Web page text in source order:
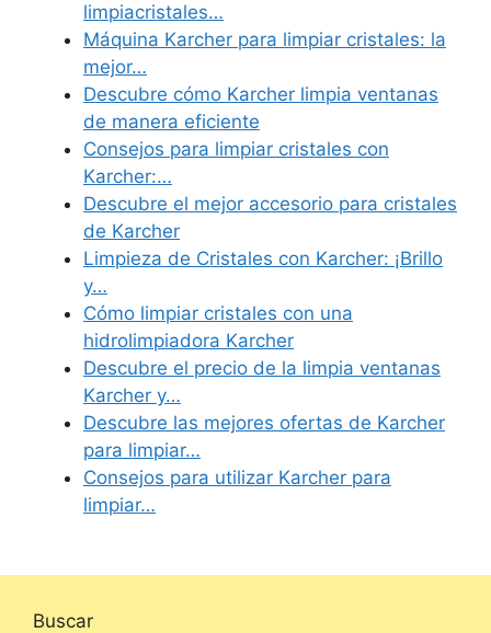
limpiacristales…
Máquina Karcher para limpiar cristales: la
mejor…
Descubre cómo Karcher limpia ventanas
de manera eficiente
Consejos para limpiar cristales con
Karcher:…
Descubre el mejor accesorio para cristales
de Karcher
Limpieza de Cristales con Karcher: ¡Brillo
y…
Cómo limpiar cristales con una
hidrolimpiadora Karcher
Descubre el precio de la limpia ventanas
Karcher y…
Descubre las mejores ofertas de Karcher
para limpiar…
Consejos para utilizar Karcher para
limpiar…
Buscar